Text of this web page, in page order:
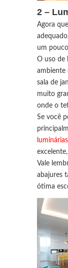
2 –
Agora
um
O uso de
ambiente
sala de
muito
onde o
Se você
Vale
abajures
ótima